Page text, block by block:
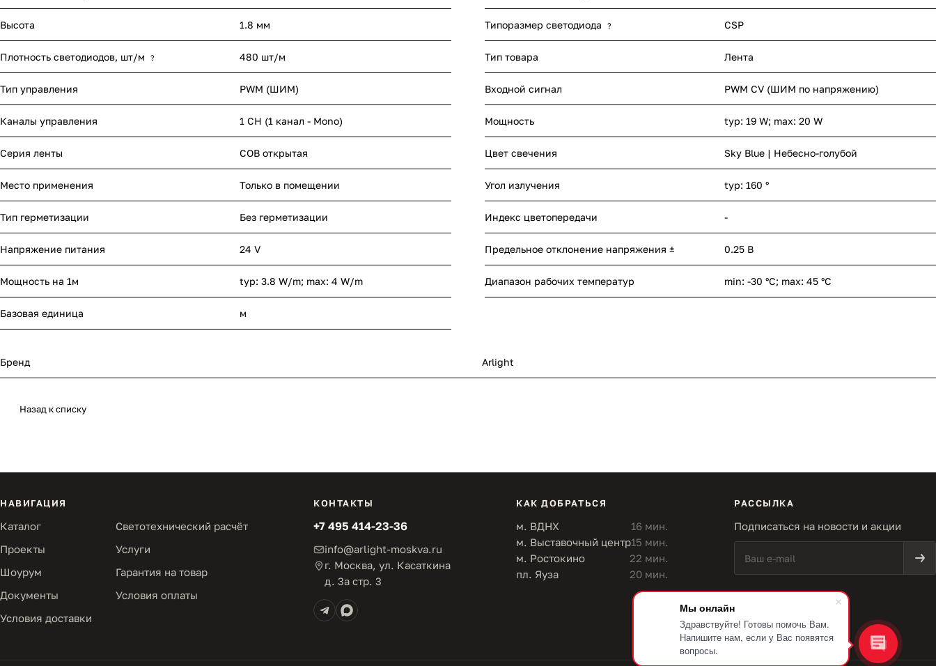
Мы онлайн
Здравствуйте! Готовы помочь Вам.
Напишите нам, если у Вас появятся
вопросы.
Высота 1.8 мм Типоразмер светодиода ? CSP
Плотность светодиодов, шт/м ? 480 шт/м Тип товара Лента
Тип управления PWM (ШИМ) Входной сигнал PWM СV (ШИМ по напряжению)
Каналы управления 1 CH (1 канал - Mono) Мощность typ: 19 W; max: 20 W
Серия ленты COB открытая Цвет свечения Sky Blue | Небесно-голубой
Место применения Только в помещении Угол излучения typ: 160 °
Тип герметизации Без герметизации Индекс цветопередачи -
Напряжение питания 24 V Предельное отклонение напряжения ± 0.25 В
Мощность на 1м typ: 3.8 W/m; max: 4 W/m Диапазон рабочих температур min: -30 °C; max: 45 °C
Базовая единица м
Бренд Arlight
Назад к списку
НАВИГАЦИЯ
Каталог
Светотехнический расчёт
Проекты
Услуги
Шоурум
Гарантия на товар
Документы
Условия оплаты
Условия доставки
КОНТАКТЫ
+7 495 414-23-36
info@arlight-moskva.ru
г. Москва, ул. Касаткина
д. 3а стр. 3
КАК ДОБРАТЬСЯ
м. ВДНХ
16 мин.
м. Выставочный центр15 мин.
м. Ростокино
22 мин.
пл. Яуза
20 мин.
РАССЫЛКА
Подписаться на новости и акции